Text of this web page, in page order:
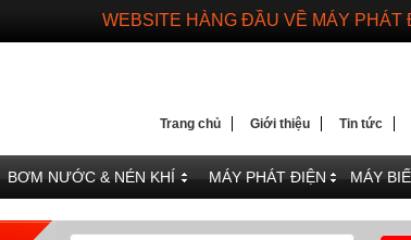
DIENMAYTOANTHANG.COM
WEBSITE HÀNG ĐẦU VỀ MÁY
Trang chủ Giới thiệu Tin tức
BƠM NƯỚC & NÉN KHÍ MÁY PHÁT ĐIỆN MÁY